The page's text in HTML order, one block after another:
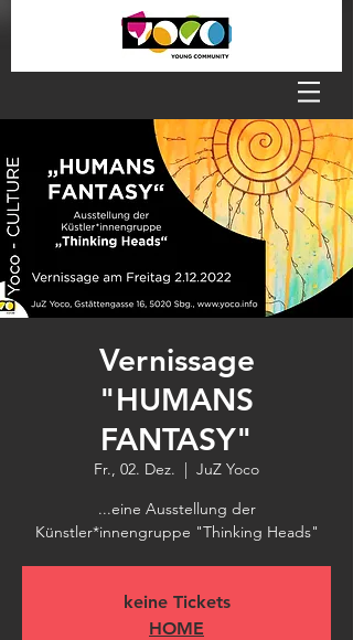
Vernissage
"HUMANS
FANTASY"
Fr., 02. Dez.
  |
JuZ Yoco
...eine Ausstellung der
Künstler*innengruppe "Thinking Heads"
keine Tickets
HOME